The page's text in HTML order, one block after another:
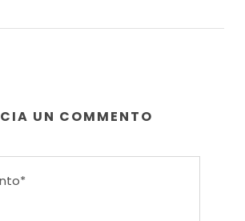
UN COMMENTO